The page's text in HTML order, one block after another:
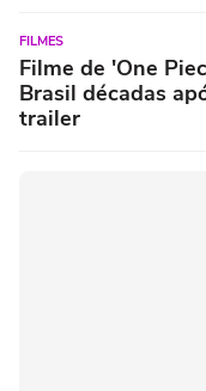
FILMES
Filme de 'One
Brasil décadas
trailer